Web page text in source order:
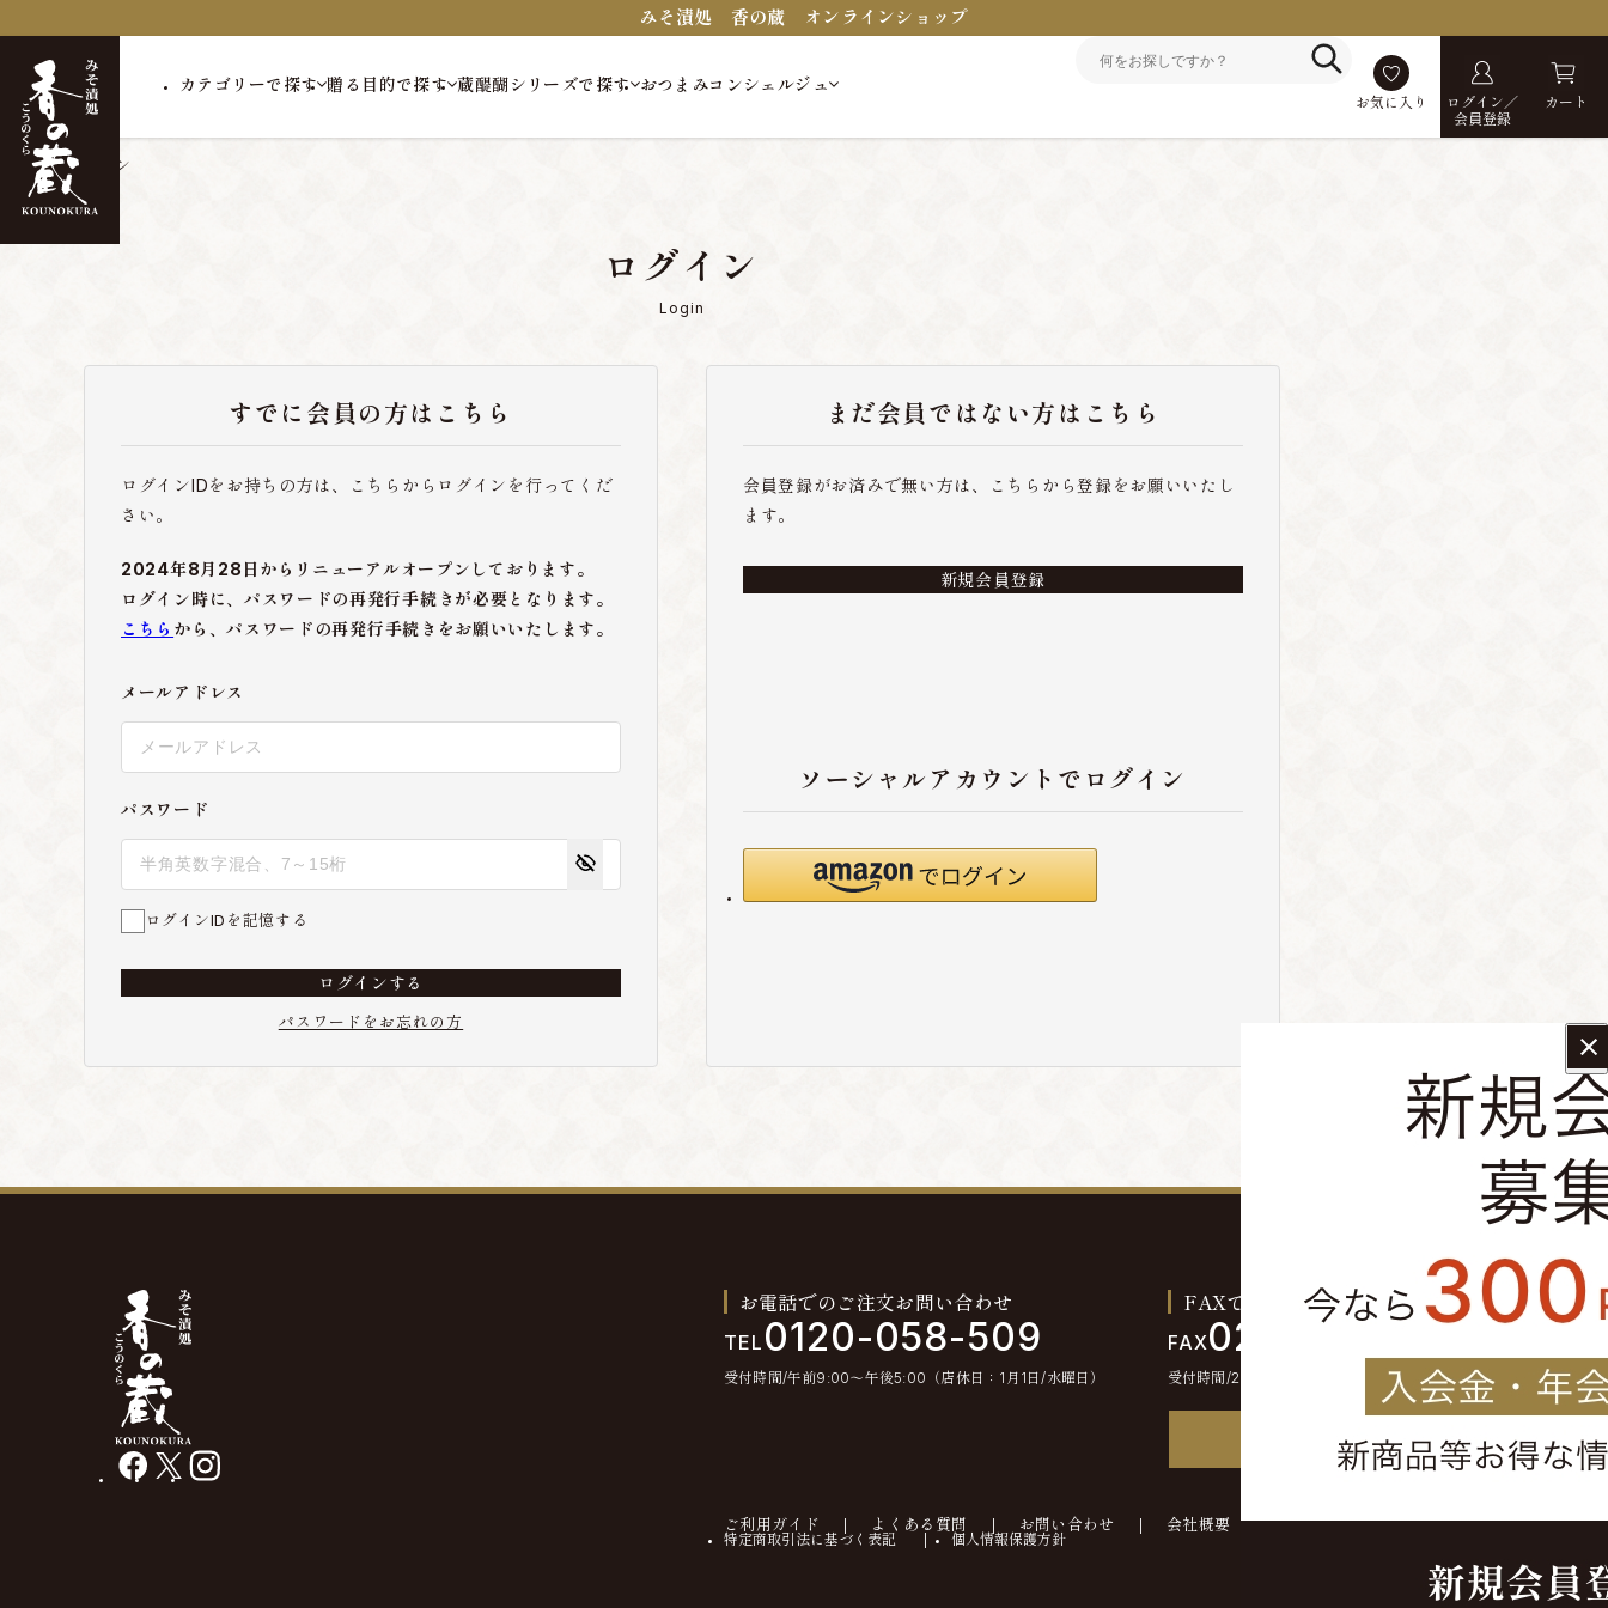
みそ漬処 香の蔵 オンラインショップ
カテゴリーで探す 贈る目的で探す 蔵醍醐シリーズで探す おつまみコンシェルジュ
お気に入り
ログイン／
会員登録
カート
トップ ログイン
ログイン
Login
すでに会員の方はこちら
ログインIDをお持ちの方は、こちらからログインを行ってくだ
さい。
2024年8月28日からリニューアルオープンしております。
ログイン時に、パスワードの再発行手続きが必要となります。
こちら から、パスワードの再発行手続きをお願いいたします。
メールアドレス
パスワード
ログインIDを記憶する
ログインする
パスワードをお忘れの方
まだ会員ではない方はこちら
会員登録がお済みで無い方は、こちらから登録をお願いいたし
ます。
新規会員登録
ソーシャルアカウントでログイン
facebook
X instagram
お電話でのご注文お問い合わせ
TEL 0120-058-509
受付時間/午前9:00〜午後5:00（店休日：1月1日/水曜日）
FAXでのご注文お問い合わせ
FAX0244-46-2355
受付時間/24時間受付
ご利用ガイド よくある質問 お問い合わせ 会社概要
特定商取引法に基づく表記 個人情報保護方針